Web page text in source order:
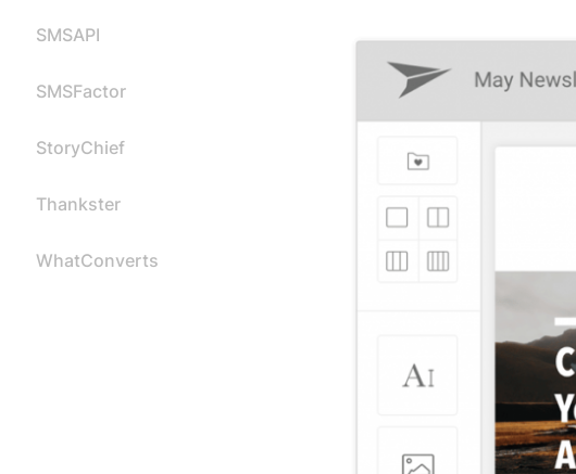
SMSAPI
SMSFactor
StoryChief
Thankster
WhatConverts